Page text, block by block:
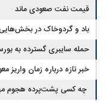
قیمت نفت صعودی ماند
باد و گردوخاک در
حمله سایبری گسترده به
خبر تازه درباره زمان
اجتماعی
چه کسی پشت‌پرده هجوم